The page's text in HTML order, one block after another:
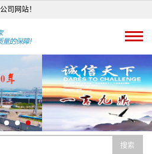
司网站！
搜索